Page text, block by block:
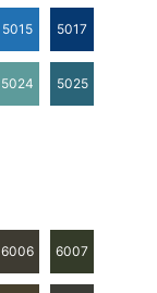
5015 5017
5024 5025
6006 6007